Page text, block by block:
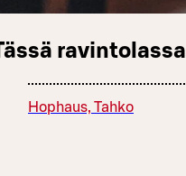
ravintolassa
Hophaus, Tahko